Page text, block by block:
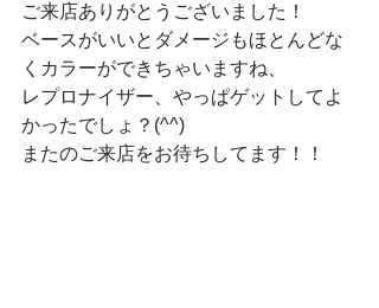
ご来店ありがとうございました！
ベースがいいとダメージもほとんどな
くカラーができちゃいますね、
レプロナイザー、やっぱゲットしてよ
かったでしょ？(^^)
またのご来店をお待ちしてます！！